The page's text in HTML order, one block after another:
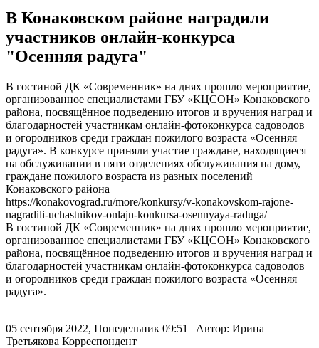
В Конаковском районе наградили
участников онлайн-конкурса
"Осенняя радуга"
В гостиной ДК «Современник» на днях прошло мероприятие,
организованное специалистами ГБУ «КЦСОН» Конаковского
района, посвящённое подведению итогов и вручения наград и
благодарностей участникам онлайн-фотоконкурса садоводов
и огородников среди граждан пожилого возраста «Осенняя
радуга». В конкурсе приняли участие граждане, находящиеся
на обслуживании в пяти отделениях обслуживания на дому,
граждане пожилого возраста из разных поселений
Конаковского района
https://konakovograd.ru/more/konkursy/v-konakovskom-rajone-
nagradili-uchastnikov-onlajn-konkursa-osennyaya-raduga/
В гостиной ДК «Современник» на днях прошло мероприятие,
организованное специалистами ГБУ «КЦСОН» Конаковского
района, посвящённое подведению итогов и вручения наград и
благодарностей участникам онлайн-фотоконкурса садоводов
и огородников среди граждан пожилого возраста «Осенняя
радуга».
05 сентября 2022, Понедельник 09:51 | Автор: Ирина
Третьякова Корреспондент